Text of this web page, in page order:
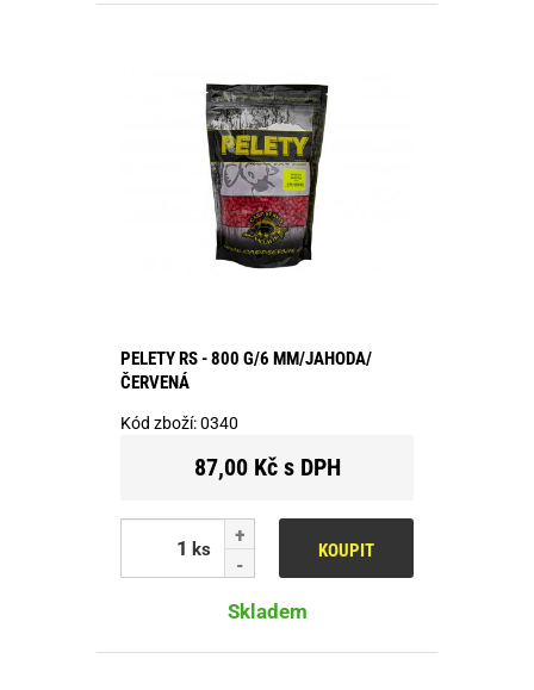
PELETY RS - 800 G/6 MM/JAHODA/
ČERVENÁ
Kód zboží:0340
87,00 Kč s DPH
ks KOUPIT
Skladem